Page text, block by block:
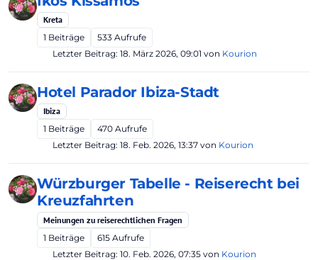
Kreta
1 Beiträge 533 Aufrufe
Letzter Beitrag: 18. März 2026, 09:01 von Kourion
Hotel Parador Ibiza-Stadt
Ibiza
1 Beiträge 470 Aufrufe
Letzter Beitrag: 18. Feb. 2026, 13:37 von Kourion
Würzburger Tabelle - Reiserecht bei
Kreuzfahrten
Meinungen zu reiserechtlichen Fragen
1 Beiträge 615 Aufrufe
Letzter Beitrag: 10. Feb. 2026, 07:35 von Kourion